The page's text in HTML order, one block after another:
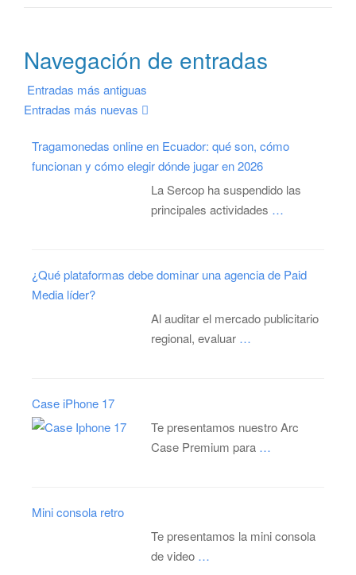
Navegación de entradas
Entradas más antiguas
Entradas más nuevas
Tragamonedas online en Ecuador: qué son, cómo
funcionan y cómo elegir dónde jugar en 2026
La Sercop ha suspendido las
principales actividades …
¿Qué plataformas debe dominar una agencia de Paid
Media líder?
Al auditar el mercado publicitario
regional, evaluar …
Case iPhone 17
Te presentamos nuestro Arc
Case Premium para …
Mini consola retro
Te presentamos la mini consola
de video …